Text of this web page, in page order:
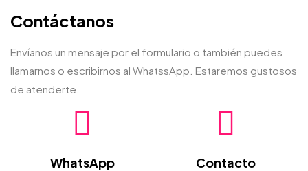
Contáctanos
Envíanos un mensaje por el formulario o también puedes
llamarnos o escribirnos al WhatssApp. Estaremos gustosos
de atenderte.
WhatsApp Contacto